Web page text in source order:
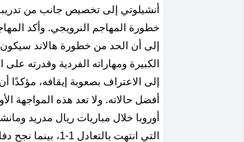
أنشيلوتي إلى تخصيص جانب من
خطورة المهاجم النرويجي. وأكد
إلى أن الحد من خطورة هالاند سيكون
الكبيرة ومهاراته الفردية وقدرته
إلى الاعتراف بصعوبة إيقافه،
أفضل حالاته. ولا تعد هذه المواجهة
التي انتهت